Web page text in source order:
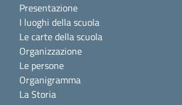
Presentazione
I luoghi della scuola
Le carte della scuola
Organizzazione
Le persone
Organigramma
La Storia